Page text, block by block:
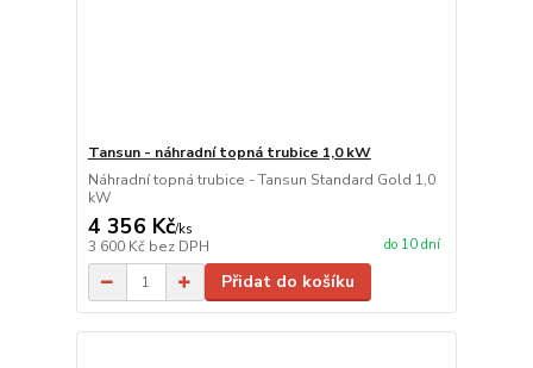
Tansun - náhradní topná trubice 1,0 kW
Náhradní topná trubice - Tansun Standard Gold 1,0
kW
4 356 Kč/ks
3 600 Kč bez DPH do 10 dní
Přidat do košíku